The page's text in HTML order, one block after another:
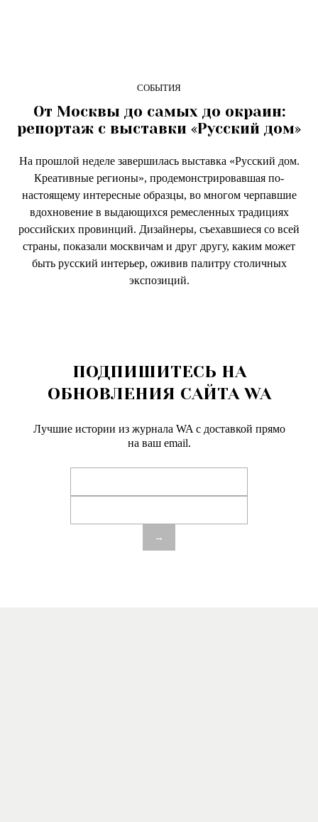
СОБЫТИЯ
От Москвы до самых до окраин:
репортаж с выставки «Русский дом»
На прошлой неделе завершилась выставка «Русский дом.
Креативные регионы», продемонстрировавшая по-
настоящему интересные образцы, во многом черпавшие
вдохновение в выдающихся ремесленных традициях
российских провинций. Дизайнеры, съехавшиеся со всей
страны, показали москвичам и друг другу, каким может
быть русский интерьер, оживив палитру столичных
экспозиций.
ПОДПИШИТЕСЬ НА
ОБНОВЛЕНИЯ САЙТА WA
Лучшие истории из журнала WA c доставкой прямо
на ваш email.
→